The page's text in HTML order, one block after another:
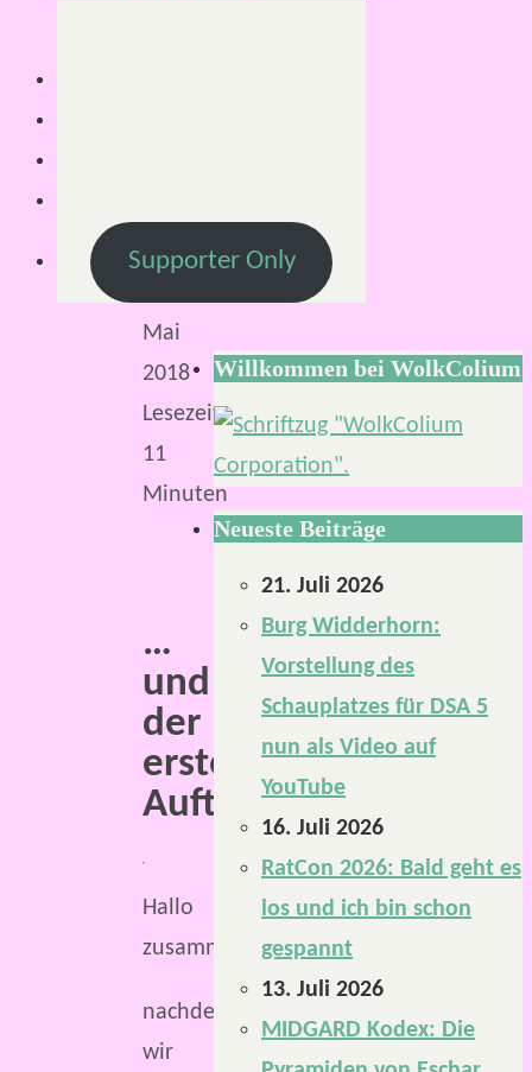
2018
Mai
2018
Lesezeit:
11
Minuten
…
und
der
erste
Auftrag.
Hallo
zusammen,
nachdem
wir
Supporter Only
Willkommen bei WolkColium
Neueste Beiträge
21. Juli 2026
Burg Widderhorn:
Vorstellung des
Schauplatzes für DSA 5
nun als Video auf
YouTube
16. Juli 2026
RatCon 2026: Bald geht es
los und ich bin schon
gespannt
13. Juli 2026
MIDGARD Kodex: Die